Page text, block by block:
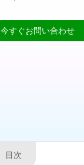
今すぐお問い合わせ
目次